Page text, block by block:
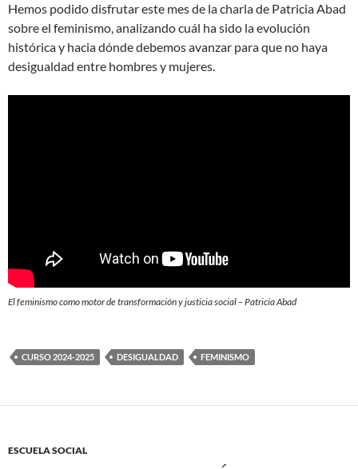
Hemos podido disfrutar este mes de la charla de Patricia Abad
sobre el feminismo, analizando cuál ha sido la evolución
histórica y hacia dónde debemos avanzar para que no haya
desigualdad entre hombres y mujeres.
El feminismo como motor de transformación y justicia social – Patricia Abad
CURSO 2024-2025 DESIGUALDAD FEMINISMO
ESCUELA SOCIAL